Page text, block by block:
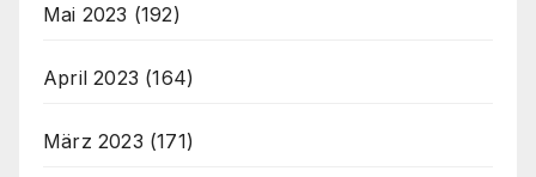
Mai 2023 (192)
April 2023 (164)
März 2023 (171)